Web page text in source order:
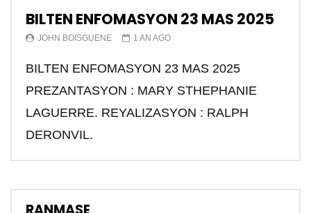
BILTEN ENFOMASYON 23 MAS 2025
JOHN BOISGUENE 1 AN AGO
BILTEN ENFOMASYON 23 MAS 2025
PREZANTASYON : MARY STHEPHANIE
LAGUERRE. REYALIZASYON : RALPH
DERONVIL.